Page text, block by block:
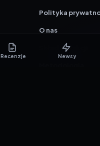
Polityka
O nas
Skład redakcji
Recenzje Newsy